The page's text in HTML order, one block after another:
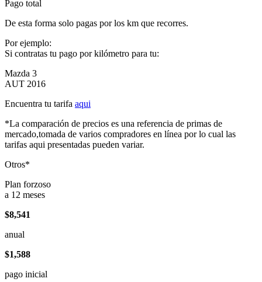
Pago total
De esta forma solo pagas por los km que recorres.
Por ejemplo:
Si contratas tu pago por kilómetro para tu:
Mazda 3
AUT 2016
Encuentra tu tarifa aqui
*La comparación de precios es una referencia de primas de
mercado,tomada de varios compradores en línea por lo cual las
tarifas aqui presentadas pueden variar.
Otros*
Plan forzoso
a 12 meses
$8,541
anual
$1,588
pago inicial